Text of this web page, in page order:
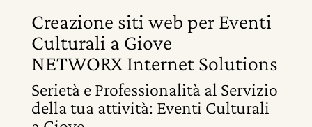
Creazione siti web per Eventi
Culturali a Giove
NETWORX Internet Solutions
Serietà e Professionalità al Servizio
della tua attività: Eventi Culturali